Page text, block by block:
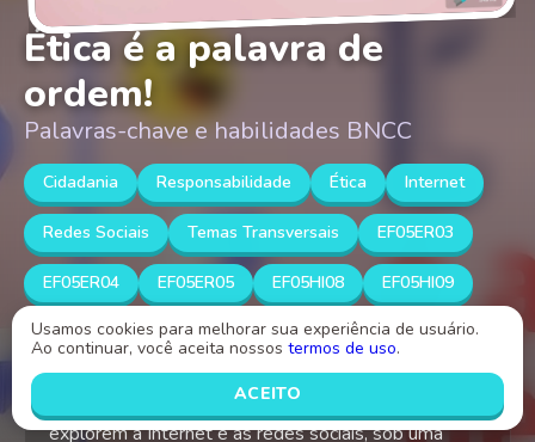
Ética é a palavra de
ordem!
Palavras-chave e habilidades BNCC
Cidadania Responsabilidade Ética Internet
Redes Sociais Temas Transversais EF05ER03
EF05ER04 EF05ER05 EF05HI08 EF05HI09
EF05LP18 EF05LP26 EF05LP27
O objetivo desta atividade é permitir que os alunos
explorem a Internet e as redes sociais, sob uma
Usamos cookies para melhorar sua experiência de usuário.
Ao continuar, você aceita nossos termos de uso.
ACEITO